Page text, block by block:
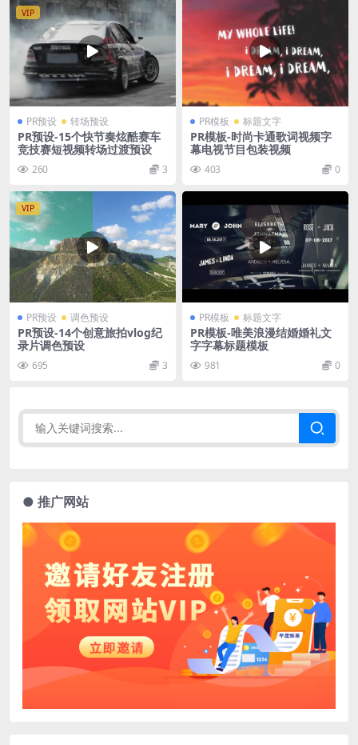
VIP
PR预设 转场预设
PR预设-15个快节奏炫酷赛车
竞技赛短视频转场过渡预设
260 3
PR模板 标题文字
PR模板-时尚卡通歌词视频字
幕电视节目包装视频
403 0
VIP
PR预设 调色预设
PR预设-14个创意旅拍vlog纪
录片调色预设
695 3
PR模板 标题文字
PR模板-唯美浪漫结婚婚礼文
字字幕标题模板
981 0
● 推广网站